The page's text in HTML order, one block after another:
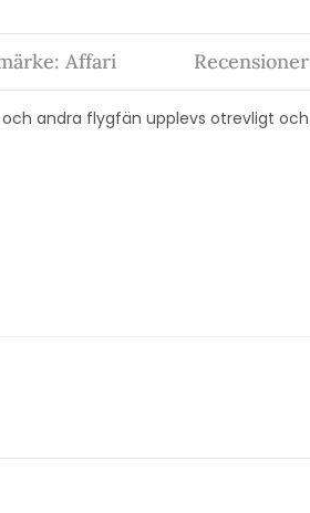
andra flygfän upplevs otrevligt och
Affari Recensioner